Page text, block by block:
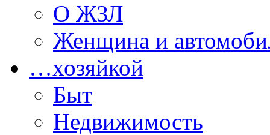
О ЖЗЛ
Женщина и
…хозяйкой
Быт
Недвижимость